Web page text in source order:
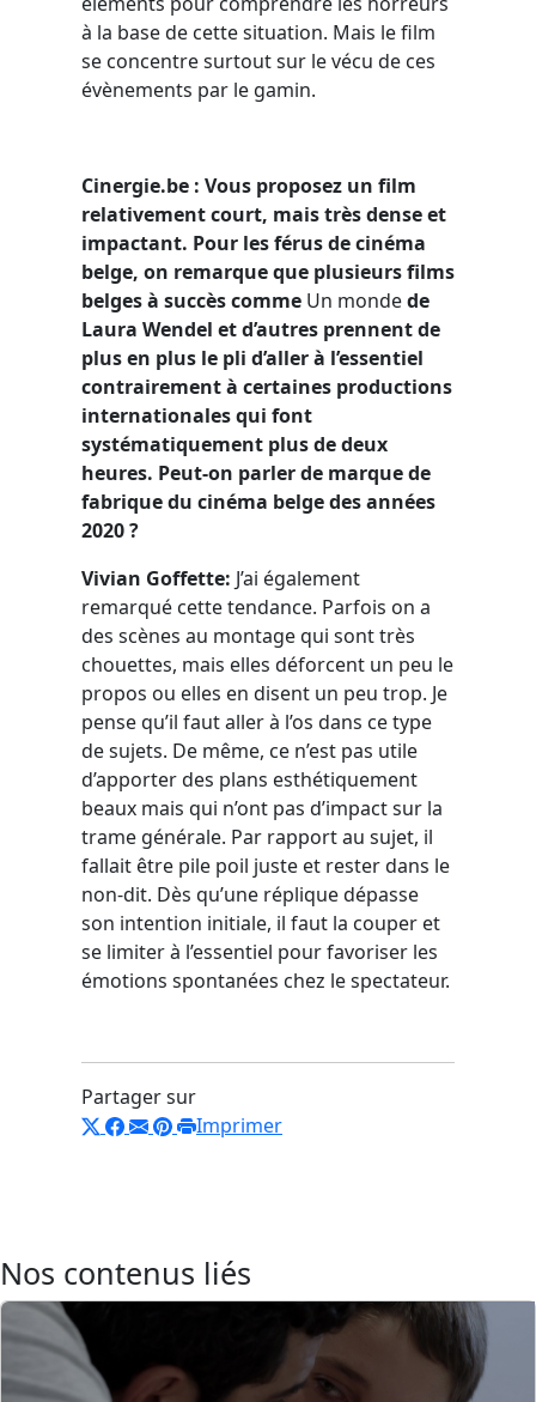
à la base de cette situation. Mais le film
se concentre surtout sur le vécu de ces
évènements par le gamin.
Cinergie.be : Vous proposez un film
relativement court, mais très dense et
impactant. Pour les férus de cinéma
belge, on remarque que plusieurs films
belges à succès comme Un mondede
Laura Wendel et d’autres prennent de
plus en plus le pli d’aller à l’essentiel
contrairement à certaines productions
internationales qui font
systématiquement plus de deux
heures. Peut-on parler de marque de
fabrique du cinéma belge des années
2020 ?
Vivian Goffette: J’ai également
remarqué cette tendance. Parfois on a
des scènes au montage qui sont très
chouettes, mais elles déforcent un peu le
propos ou elles en disent un peu trop. Je
pense qu’il faut aller à l’os dans ce type
de sujets. De même, ce n’est pas utile
d’apporter des plans esthétiquement
beaux mais qui n’ont pas d’impact sur la
trame générale. Par rapport au sujet, il
fallait être pile poil juste et rester dans le
non-dit. Dès qu’une réplique dépasse
son intention initiale, il faut la couper et
se limiter à l’essentiel pour favoriser les
émotions spontanées chez le spectateur.
Partager sur
Imprimer
Nos contenus liés